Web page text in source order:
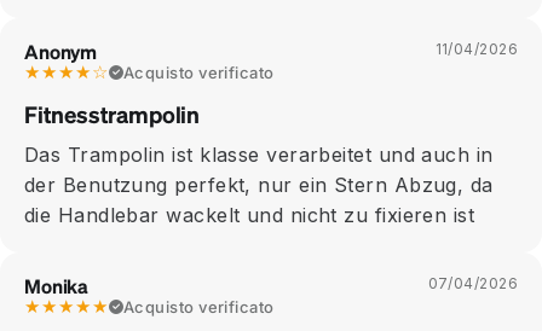
Anonym
★★★★☆ Acquisto verificato
11/04/2026
Fitnesstrampolin
Das Trampolin ist klasse verarbeitet und auch in
der Benutzung perfekt, nur ein Stern Abzug, da
die Handlebar wackelt und nicht zu fixieren ist
Monika
★★★★★ Acquisto verificato
07/04/2026